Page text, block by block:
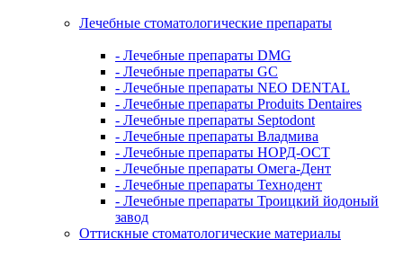
Лечебные стоматологические препараты
- Лечебные препараты DMG
- Лечебные препараты GC
- Лечебные препараты NEO DENTAL
- Лечебные препараты Produits Dentaires
- Лечебные препараты Septodont
- Лечебные препараты Владмива
- Лечебные препараты НОРД-ОСТ
- Лечебные препараты Омега-Дент
- Лечебные препараты Технодент
- Лечебные препараты Троицкий йодоный
завод
Оттискные стоматологические материалы